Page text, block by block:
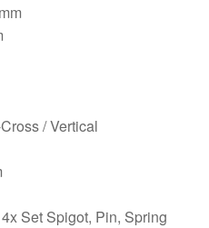
/ Vertical
Set Spigot, Pin, Spring